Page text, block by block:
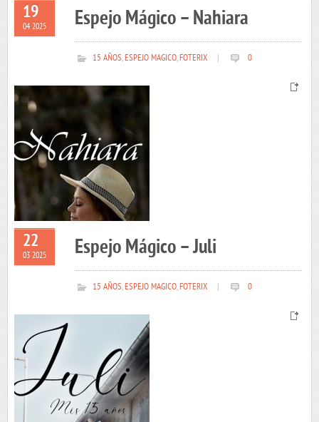
19
04 2025 Espejo Mágico – Nahiara
15 AÑOS,ESPEJO MAGICO,FOTERIX 0
22
03 2025 Espejo Mágico – Juli
15 AÑOS,ESPEJO MAGICO,FOTERIX 0